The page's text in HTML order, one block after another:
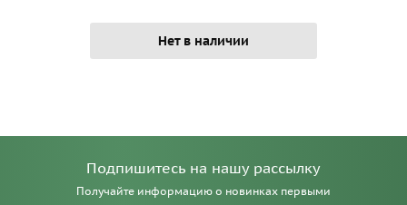
Нет в наличии
Подпишитесь на нашу рассылку
Получайте информацию о новинках первыми